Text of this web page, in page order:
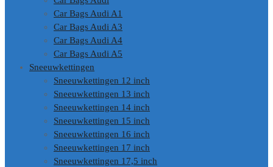
Car Bags Audi A1
Car Bags Audi A3
Car Bags Audi A4
Car Bags Audi A5
Sneeuwkettingen
Sneeuwkettingen 12 inch
Sneeuwkettingen 13 inch
Sneeuwkettingen 14 inch
Sneeuwkettingen 15 inch
Sneeuwkettingen 16 inch
Sneeuwkettingen 17 inch
Sneeuwkettingen 17,5 inch